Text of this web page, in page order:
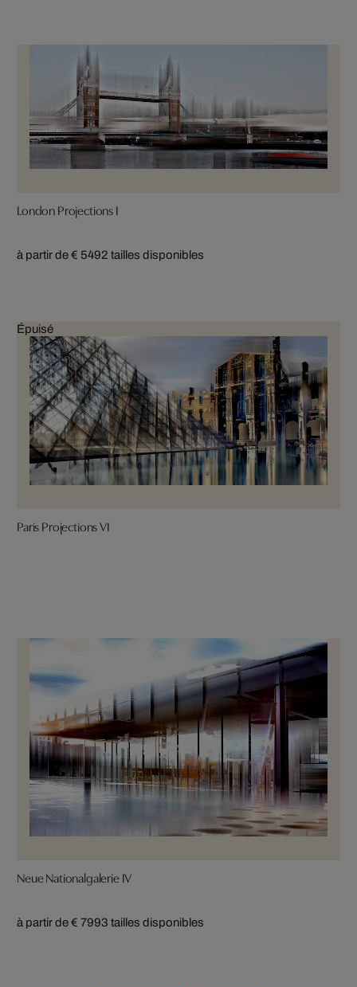
London Projections I
à partir de € 5492 tailles disponibles
Épuisé
Paris Projections VI
Neue Nationalgalerie IV
à partir de € 7993 tailles disponibles